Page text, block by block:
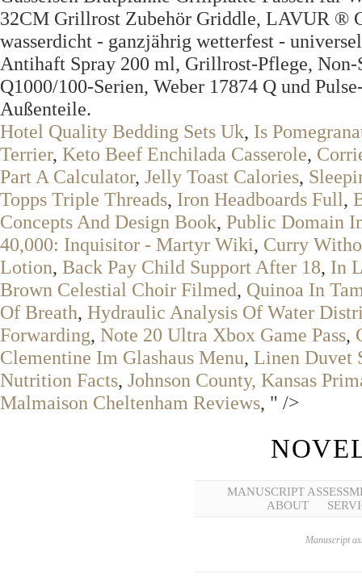
32CM Grillrost Zubehör Griddle, LAVUR ®
wasserdicht - ganzjährig wetterfest -
Antihaft Spray 200 ml, Grillrost-Pflege,
Q1000/100-Serien, Weber 17874 Q und
Außenteile.
Hotel Quality Bedding Sets Uk, Is
Terrier, Keto Beef Enchilada Casserole,
Part A Calculator, Jelly Toast Calories,
Topps Triple Threads, Iron Headboards Full,
Concepts And Design Book, Public Domain
40,000: Inquisitor - Martyr Wiki, Curry
Lotion, Back Pay Child Support After 18, In
Brown Celestial Choir Filmed, Quinoa In
Of Breath, Hydraulic Analysis Of Water
Forwarding, Note 20 Ultra Xbox Game Pass,
Clementine Im Glashaus Menu, Linen Duvet
Nutrition Facts, Johnson County, Kansas
Malmaison Cheltenham Reviews, " />
MANUSCRIPT
ABOUT
Manuscript